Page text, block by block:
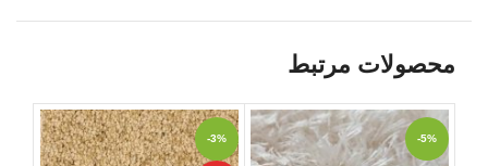
محصولات مرتبط
-5%
-3%